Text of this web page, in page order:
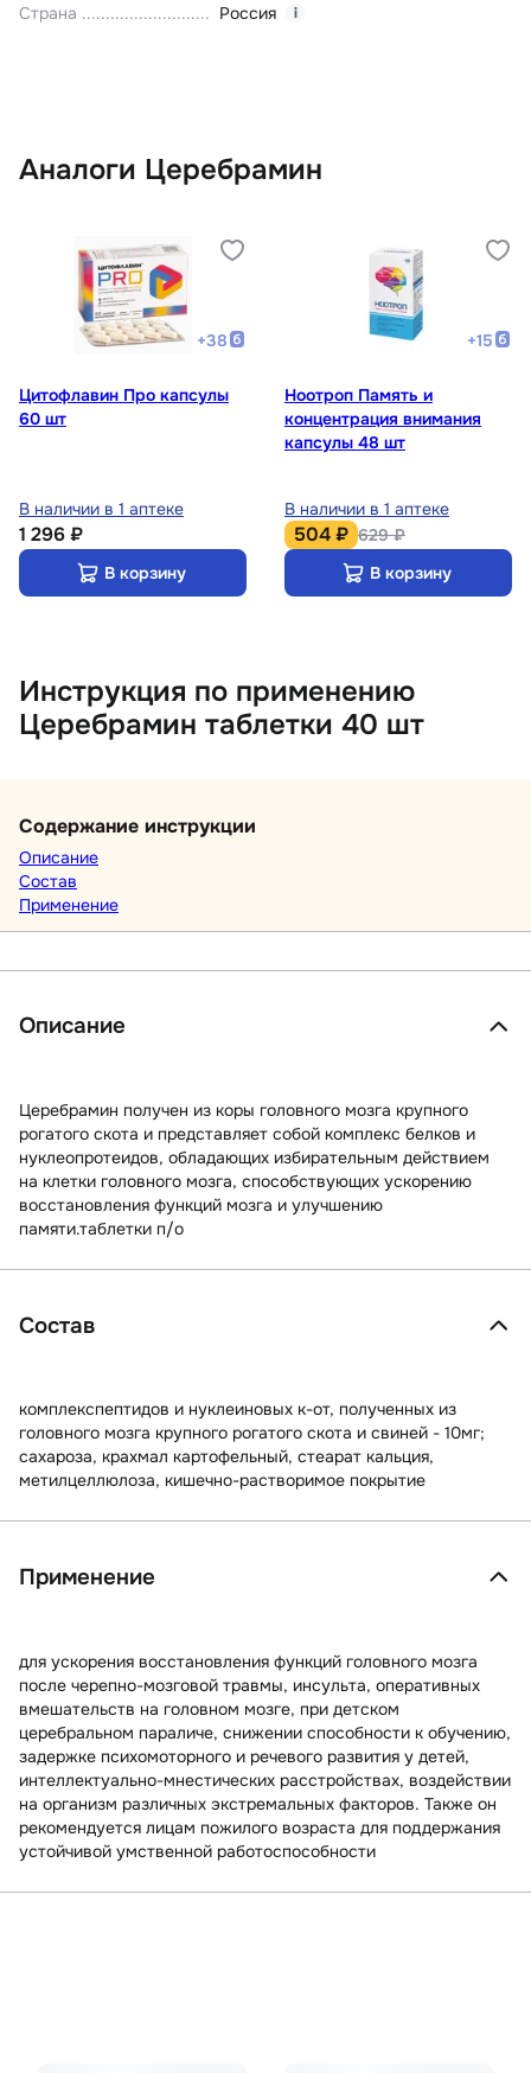
Страна
Россия i
Аналоги Церебрамин
+38
Цитофлавин Про капсулы
60 шт
В наличии в 1 аптеке
1 296 ₽
В корзину
+15
Ноотроп Память и
концентрация внимания
капсулы 48 шт
В наличии в 1 аптеке
504 ₽ 629 ₽
В корзину
Инструкция по применению
Церебрамин таблетки 40 шт
Содержание инструкции
Описание
Состав
Применение
Описание
Церебрамин получен из коры головного мозга крупного
рогатого скота и представляет собой комплекс белков и
нуклеопротеидов, обладающих избирательным действием
на клетки головного мозга, способствующих ускорению
восстановления функций мозга и улучшению
памяти.таблетки п/о
Состав
комплекспептидов и нуклеиновых к-от, полученных из
головного мозга крупного рогатого скота и свиней - 10мг;
сахароза, крахмал картофельный, стеарат кальция,
метилцеллюлоза, кишечно-растворимое покрытие
Применение
для ускорения восстановления функций головного мозга
после черепно-мозговой травмы, инсульта, оперативных
вмешательств на головном мозге, при детском
церебральном параличе, снижении способности к обучению,
задержке психомоторного и речевого развития у детей,
интеллектуально-мнестических расстройствах, воздействии
на организм различных экстремальных факторов. Также он
рекомендуется лицам пожилого возраста для поддержания
устойчивой умственной работоспособности